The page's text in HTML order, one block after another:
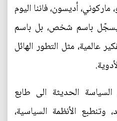
أديسون، فاننا اليوم
يسجّل باسم شخص، بل باسم
عالمية، مثل التطور الهائل
الحديثة الى طابع
الأنظمة السياسية،